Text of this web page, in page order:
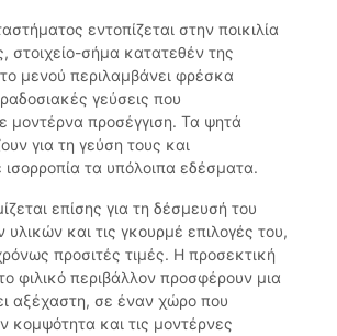
εντοπίζεται στην ποικιλία
στοιχείο-σήμα κατατεθέν της
μενού περιλαμβάνει φρέσκα
γεύσεις που
μοντέρνα προσέγγιση. Τα ψητά
για τη γεύση τους και
τα υπόλοιπα εδέσματα.
επίσης για τη δέσμευσή του
υλικών και τις γκουρμέ επιλογές του,
προσιτές τιμές. Η προσεκτική
φιλικό περιβάλλον προσφέρουν μια
αξέχαστη, σε έναν χώρο που
κομψότητα και τις μοντέρνες